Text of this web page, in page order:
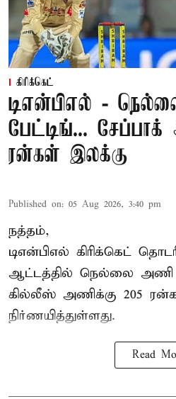
கிரிக்கெட்
டிஎன்பிஎல் -
பேட்டிங்... சேப்பாக்
ரன்கள் இலக்கு
Published on: 05 Aug 2026, 3:40 pm
நத்தம்,
டிஎன்பிஎல் கிரிக்கெட்
ஆட்டத்தில் நெல்லை அணி
கில்லீஸ் அணிக்கு 205
நிர்ணயித்துள்ளது.
Read